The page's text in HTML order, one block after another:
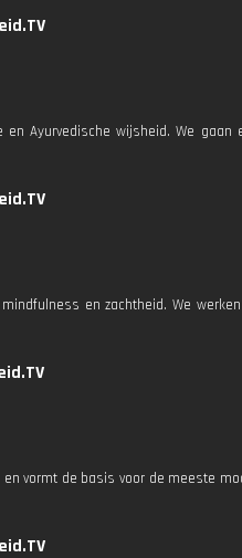
en Ayurvedische wijsheid. We
en zachtheid. We
vormt de basis voor de meeste